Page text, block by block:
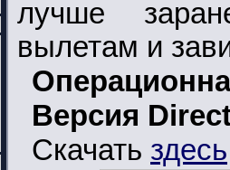
лучше
вылетам и
Версия
Скачать здесь